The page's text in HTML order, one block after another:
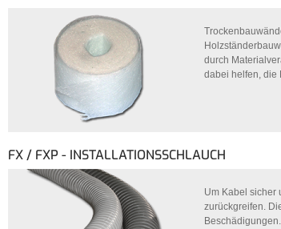
durch
dabei helfen, die
FX / FXP - INSTALLATIONSSCHLAUCH
Um Kabel sicher
zurückgreifen.